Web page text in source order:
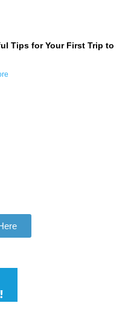
Tips for Your First Trip to